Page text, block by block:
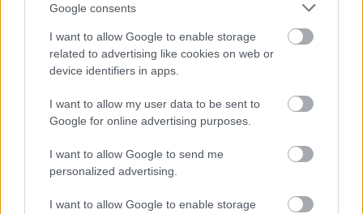
Google consents
I want to allow Google to enable storage
related to advertising like cookies on web or
device identifiers in apps.
I want to allow my user data to be sent to
Google for online advertising purposes.
I want to allow Google to send me
personalized advertising.
I want to allow Google to enable storage
Έλεγχος συμπτωμάτων
Θέσεις Έργασίας